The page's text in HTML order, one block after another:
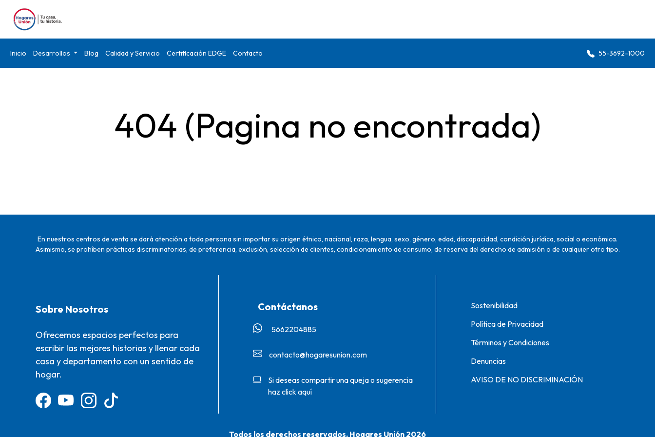
Inicio Desarrollos Blog Calidad y Servicio Certificación EDGE Contacto 55-3692-1000
404 (Pagina no encontrada)
En nuestros centros de venta se dará atención a toda persona sin importar su origen étnico, nacional, raza, lengua, sexo, género, edad, discapacidad, condición jurídica, social o económica.
Asimismo, se prohíben prácticas discriminatorias, de preferencia, exclusión, selección de clientes, condicionamiento de consumo, de reserva del derecho de admisión o de cualquier otro tipo.
Sobre Nosotros
Ofrecemos espacios perfectos para
escribir las mejores historias y llenar cada
casa y departamento con un sentido de
hogar.
Contáctanos
5662204885‬
contacto@hogaresunion.com
Si deseas compartir una queja o sugerencia
haz click aquí
Sostenibilidad
Política de Privacidad
Términos y Condiciones
Denuncias
AVISO DE NO DISCRIMINACIÓN
Todos los derechos reservados. Hogares Unión 2026